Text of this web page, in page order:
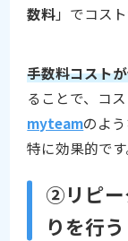
数料」でコス
手数料コスト
ることで、コ
myteamのよ
特に効果的です
②リピー
りを行う